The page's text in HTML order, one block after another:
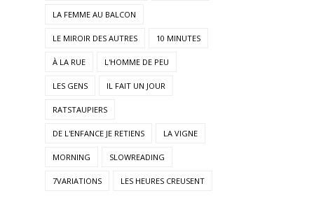
LA FEMME AU BALCON
LE MIROIR DES AUTRES 10 MINUTES
À LA RUE L'HOMME DE PEU
LES GENS IL FAIT UN JOUR
RATSTAUPIERS
DE L'ENFANCE JE RETIENS LA VIGNE
MORNING SLOWREADING
7VARIATIONS LES HEURES CREUSENT